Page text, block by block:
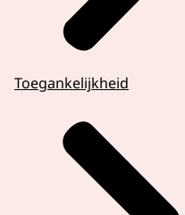
Toegankelijkheid